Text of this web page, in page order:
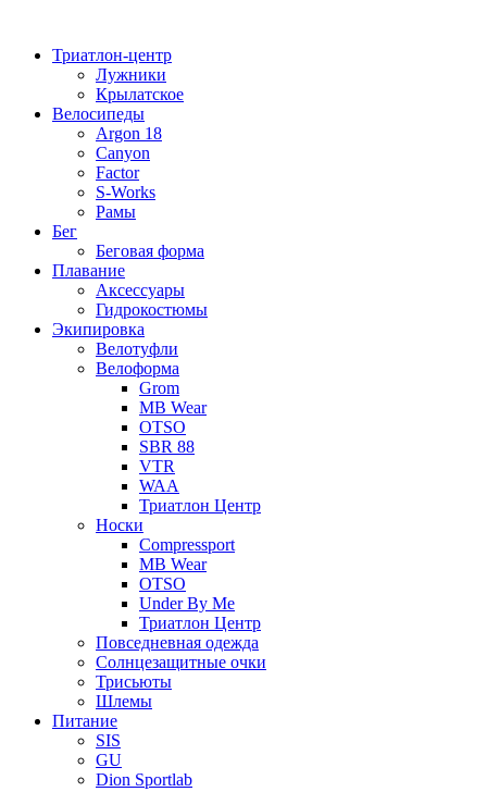
содержимому
Триатлон-центр
Лужники
Крылатское
Велосипеды
Argon 18
Canyon
Factor
S-Works
Рамы
Бег
Беговая форма
Плавание
Аксессуары
Гидрокостюмы
Экипировка
Велотуфли
Велоформа
Grom
MB Wear
OTSO
SBR 88
VTR
WAA
Триатлон Центр
Носки
Compressport
MB Wear
OTSO
Under By Me
Триатлон Центр
Повседневная одежда
Солнцезащитные очки
Трисьюты
Шлемы
Питание
SIS
GU
Dion Sportlab